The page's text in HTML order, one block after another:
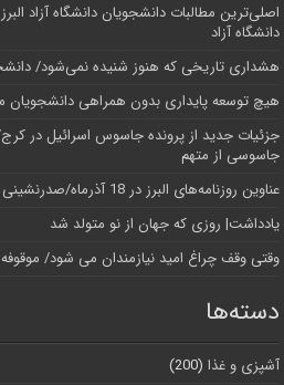
اصلی‌ترین مطالبات دانشجویان دانشگاه آزاد
دانشگاه آز‌اد
هشداری تاریخی که هنوز شنیده نمی‌شود/
هیچ توسعه پایداری بدون همراهی
جزئیات جدید از پرونده جاسوس اسرائیل در
جاسوسی از متهم
عناوین روزنامه‌های البرز در ‌18 آذرماه/صدرنشینی در ارائه خدمات زایمان بی‌درد
یادداشت| روزی که جهان از نو متولد شد
وقتی وقف چراغ امید نیازمندان می شود/ موقوفه
دسته‌ها
آشپزی و غذا (200)